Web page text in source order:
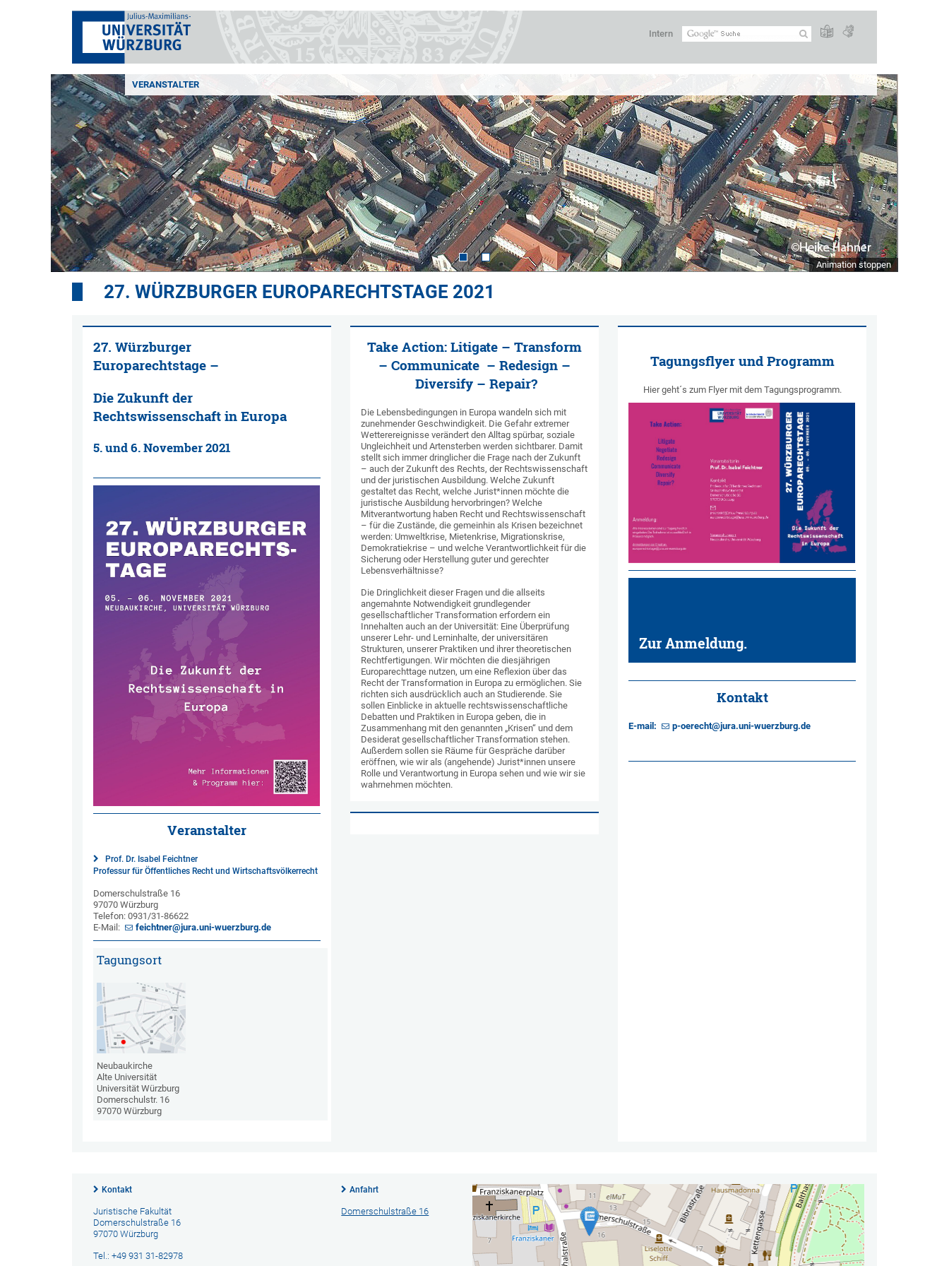
Intern
VERANSTALTER
Animation stoppen
27. WÜRZBURGER EUROPARECHTSTAGE 2021
27. Würzburger
Europarechtstage –
Die Zukunft der
Rechtswissenschaft in Europa
5. und 6. November 2021
Veranstalter
Prof. Dr. Isabel Feichtner
Professur für Öffentliches Recht und Wirtschaftsvölkerrecht
Domerschulstraße 16
97070 Würzburg
Telefon: 0931/31-86622
E-Mail:
feichtner@jura.uni-wuerzburg.de
Tagungsort
Neubaukirche
Alte Universität
Universität Würzburg
Domerschulstr. 16
97070 Würzburg
Take Action: Litigate – Transform
– Communicate – Redesign –
Diversify – Repair?
Die Lebensbedingungen in Europa wandeln sich mit
zunehmender Geschwindigkeit. Die Gefahr extremer
Wetterereignisse verändert den Alltag spürbar, soziale
Ungleichheit und Artensterben werden sichtbarer. Damit
stellt sich immer dringlicher die Frage nach der Zukunft
– auch der Zukunft des Rechts, der Rechtswissenschaft
und der juristischen Ausbildung. Welche Zukunft
gestaltet das Recht, welche Jurist*innen möchte die
juristische Ausbildung hervorbringen? Welche
Mitverantwortung haben Recht und Rechtswissenschaft
– für die Zustände, die gemeinhin als Krisen bezeichnet
werden: Umweltkrise, Mietenkrise, Migrationskrise,
Demokratiekrise – und welche Verantwortlichkeit für die
Sicherung oder Herstellung guter und gerechter
Lebensverhältnisse?
Die Dringlichkeit dieser Fragen und die allseits
angemahnte Notwendigkeit grundlegender
gesellschaftlicher Transformation erfordern ein
Innehalten auch an der Universität: Eine Überprüfung
unserer Lehr- und Lerninhalte, der universitären
Strukturen, unserer Praktiken und ihrer theoretischen
Rechtfertigungen. Wir möchten die diesjährigen
Europarechttage nutzen, um eine Reflexion über das
Recht der Transformation in Europa zu ermöglichen. Sie
richten sich ausdrücklich auch an Studierende. Sie
sollen Einblicke in aktuelle rechtswissenschaftliche
Debatten und Praktiken in Europa geben, die in
Zusammenhang mit den genannten „Krisen“ und dem
Desiderat gesellschaftlicher Transformation stehen.
Außerdem sollen sie Räume für Gespräche darüber
eröffnen, wie wir als (angehende) Jurist*innen unsere
Rolle und Verantwortung in Europa sehen und wie wir sie
wahrnehmen möchten.
Tagungsflyer und Programm
Hier geht´s zum Flyer mit dem Tagungsprogramm.
Zur Anmeldung.
Kontakt
E-mail: p-oerecht@jura.uni-wuerzburg.de
Kontakt
Juristische Fakultät
Domerschulstraße 16
97070 Würzburg
Tel.: +49 931 31-82978
Anfahrt
Domerschulstraße 16